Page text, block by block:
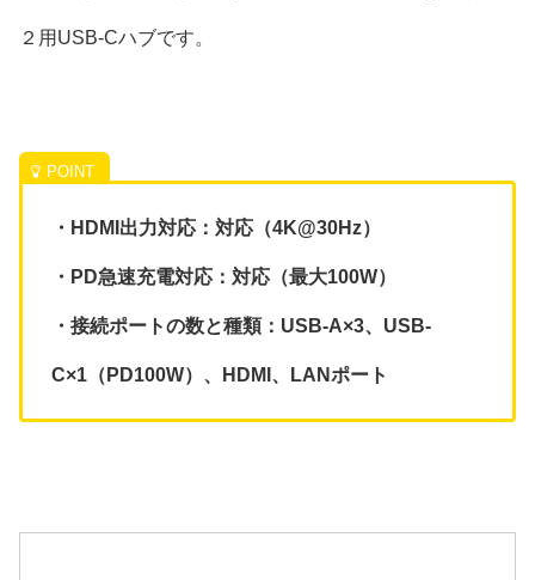
２用USB-Cハブです。
・HDMI出力対応：対応（4K@30Hz）
・PD急速充電対応：対応（最大100W）
・接続ポートの数と種類：USB-A×3、USB-
C×1（PD100W）、HDMI、LANポート